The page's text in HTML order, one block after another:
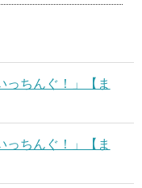
っちんぐ！」【ま
っちんぐ！」【ま